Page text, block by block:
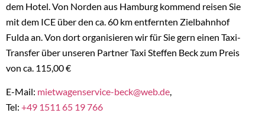
dem Hotel. Von Norden aus Hamburg kommend reisen Sie
mit dem ICE über den ca. 60 km entfernten Zielbahnhof
Fulda an. Von dort organisieren wir für Sie gern einen Taxi-
Transfer über unseren Partner Taxi Steffen Beck zum Preis
von ca. 115,00 €
E-Mail: mietwagenservice-beck@web.de,
Tel: +49 1511 65 19 766